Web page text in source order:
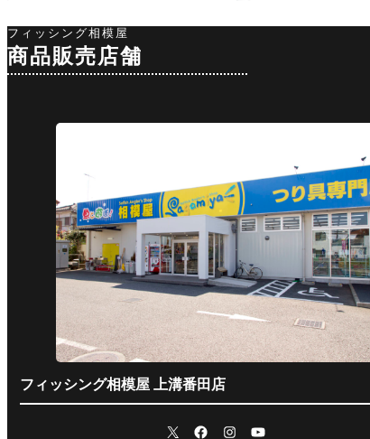
ノ コメント U-BAS
しました！！ ティ
モン（TI
フィッシング相模屋
商品販売店舗
フィッシング相模屋 上溝番田店